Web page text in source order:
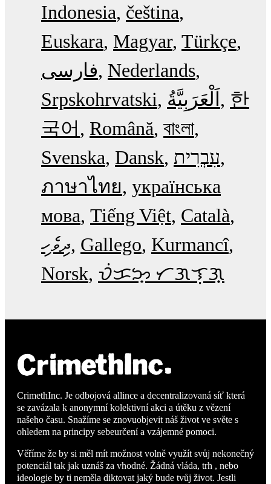
Indonesia čeština
Euskara Magyar Türkçe
فارسی Nederlands
Srpskohrvatski
한
국어
Română বাংলা
Svenska Dansk עִבְרִית
ภาษาไทย українська
мова Tiếng Việt Català
ދިވެހި Gallego Kurmancî
Norsk ᜏᜒᜃᜅ᜔ ᜆᜄᜎᜓᜄ᜔
CrimethInc. Je odbojová allince a decentralizovaná síť která
se zavázala k anonymní kolektivní akci a útěku z vězení
našeho času. Snažíme se znovuobjevit náš život ve světe s
ohledem na principy sebeurčení a vzájemné pomoci.
Věříme že by si měl mít možnost volně využít svůj nekonečný
potenciál tak jak uznáš za vhodné. Žádná vláda, trh , nebo
ideologie by ti neměla diktovat jaký bude tvůj život. Jestli